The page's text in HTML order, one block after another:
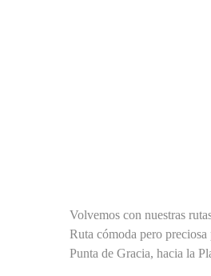
Volvemos con nuestras
Ruta cómoda pero
Punta de Gracia, hacia la